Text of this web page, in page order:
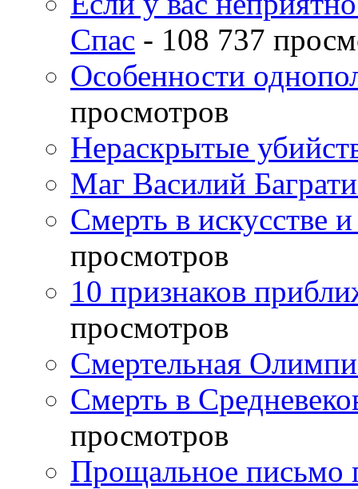
Спас - 108 737
Особенности
просмотров
Нераскрытые
Маг Василий
Смерть в искусстве
просмотров
10 признаков
просмотров
Смертельная
Смерть в
просмотров
Прощальное письмо